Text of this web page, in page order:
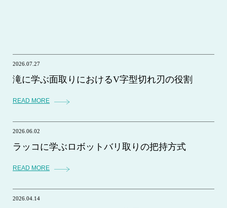
2026.07.27
滝に学ぶ面取りにおけるV字型切れ刃の役割
READ MORE
2026.06.02
ラッコに学ぶロボットバリ取りの把持方式
READ MORE
2026.04.14